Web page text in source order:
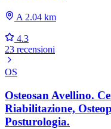
A 2.04 km
4.3
23 recensioni
OS
Osteosan Avellino.
Riabilitazione,
Posturologia.